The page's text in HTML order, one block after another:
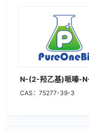
CAS：75277-39-3